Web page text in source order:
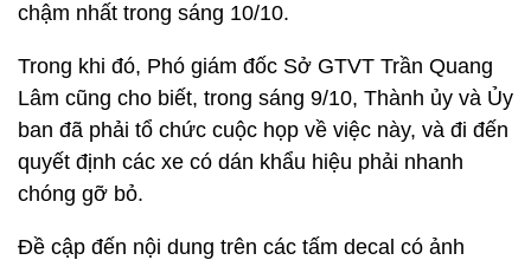
chậm nhất trong sáng 10/10.
Trong khi đó, Phó giám đốc Sở GTVT Trần Quang
Lâm cũng cho biết, trong sáng 9/10, Thành ủy và Ủy
ban đã phải tổ chức cuộc họp về việc này, và đi đến
quyết định các xe có dán khẩu hiệu phải nhanh
chóng gỡ bỏ.
Đề cập đến nội dung trên các tấm decal có ảnh